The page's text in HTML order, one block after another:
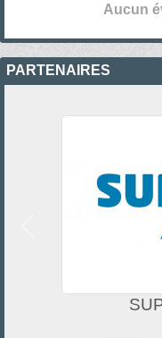
Aucun
PARTENAIRES
SUPER U